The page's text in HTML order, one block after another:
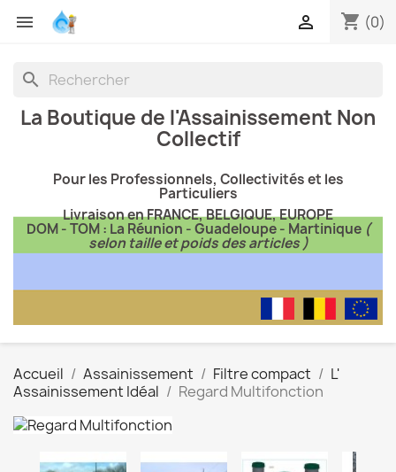
 shopping_cart (0)

search
La Boutique de l'Assainissement Non
Collectif
Pour les Professionnels, Collectivités et les
Particuliers
Livraison en FRANCE, BELGIQUE, EUROPE
DOM - TOM : La Réunion - Guadeloupe - Martinique(
selon taille et poids des articles )
Accueil Assainissement Filtre compact
L'
Assainissement Idéal
Regard Multifonction